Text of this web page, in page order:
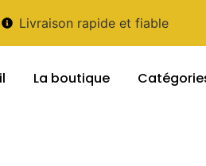
Livraison rapide et fiable
La boutique